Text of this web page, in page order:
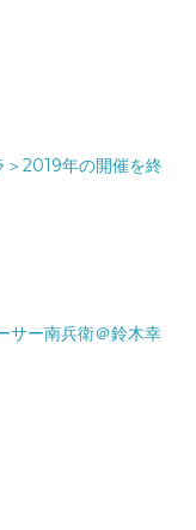
＞2019年の開催を終
ー南兵衛＠鈴木幸